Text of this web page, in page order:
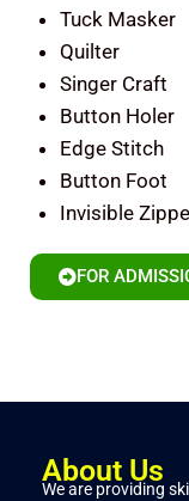
Tuck Masker
Quilter
Singer Craft
Button Holer
Edge Stitch
Button Foot
Invisible
FOR
About Us
We are providing